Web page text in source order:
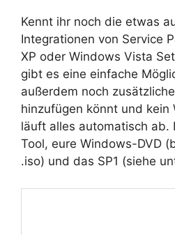
Kennt ihr noch die etwas
Integrationen von Service
XP oder Windows Vista
gibt es eine einfache
außerdem noch
hinzufügen könnt und kein
läuft alles automatisch ab.
Tool, eure Windows-DVD
.iso) und das SP1 (siehe